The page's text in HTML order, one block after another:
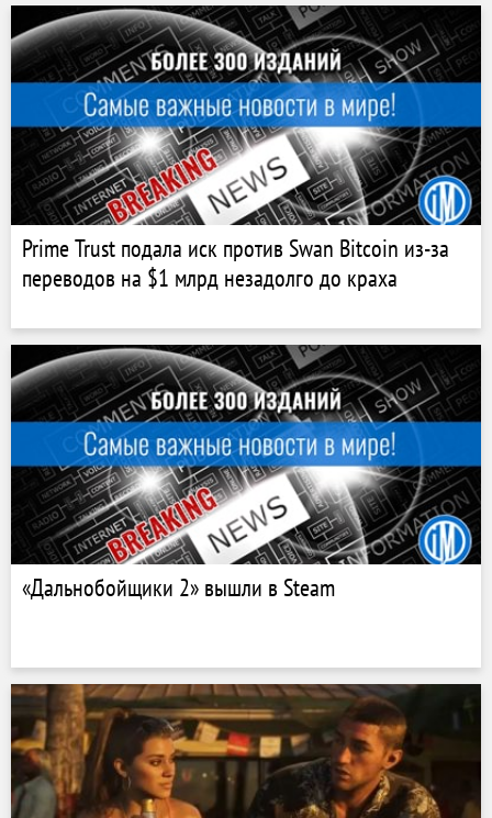
Prime Trust подала иск против Swan Bitcoin из-за
переводов на $1 млрд незадолго до краха
«Дальнобойщики 2» вышли в Steam